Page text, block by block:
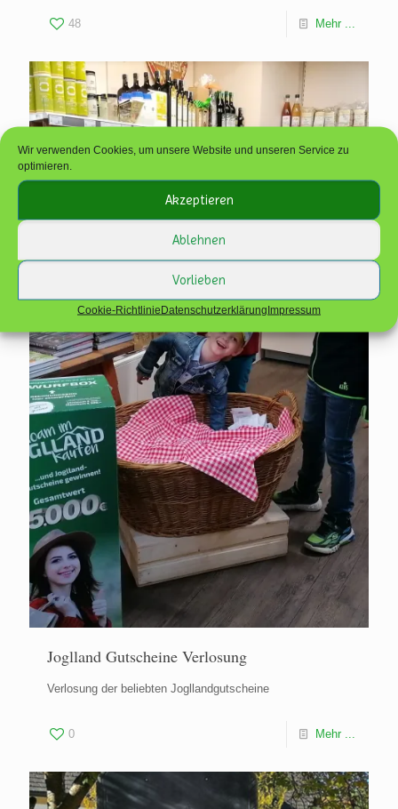
Wir verwenden Cookies, um unsere Website und unseren Service zu
optimieren.
Akzeptieren
Ablehnen
Vorlieben
Cookie-RichtlinieDatenschutzerklärungImpressum
48 Mehr ...
Joglland Gutscheine Verlosung
Verlosung der beliebten Jogllandgutscheine
0 Mehr ...